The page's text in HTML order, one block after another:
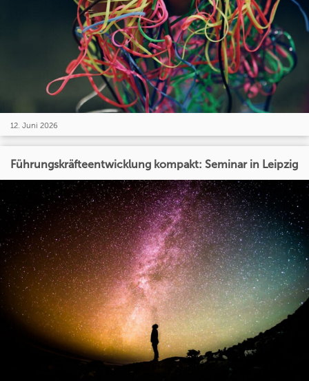
12. Juni 2026
Führungskräfteentwicklung kompakt: Seminar in Leipzig